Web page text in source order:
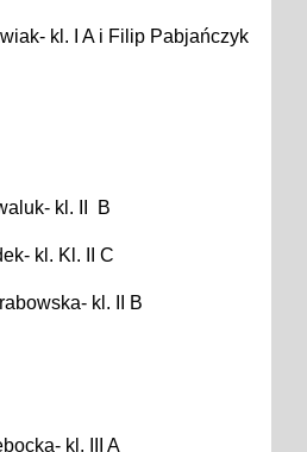
kl. I A i Filip Pabjańczyk
kl. II B
kl. Kl. II C
kl. II B
kl. III A